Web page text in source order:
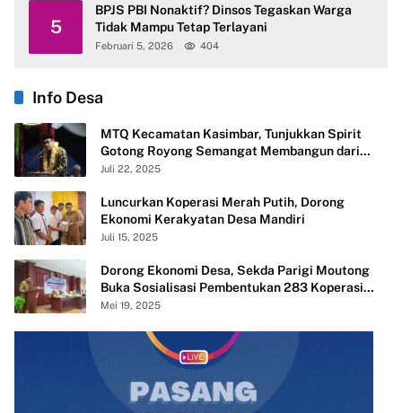
5
BPJS PBI Nonaktif? Dinsos Tegaskan Warga
Tidak Mampu Tetap Terlayani
Februari 5, 2026 404
Info Desa
MTQ Kecamatan Kasimbar, Tunjukkan Spirit
Gotong Royong Semangat Membangun dari
Desa
Juli 22, 2025
Luncurkan Koperasi Merah Putih, Dorong
Ekonomi Kerakyatan Desa Mandiri
Juli 15, 2025
Dorong Ekonomi Desa, Sekda Parigi Moutong
Buka Sosialisasi Pembentukan 283 Koperasi
Merah Putih
Mei 19, 2025